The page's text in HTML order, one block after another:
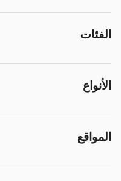
الفئات
الأنواع
المواقع